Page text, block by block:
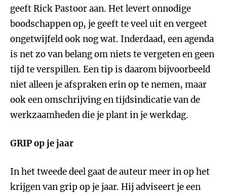
geeft Rick Pastoor aan. Het levert onnodige
boodschappen op, je geeft te veel uit en vergeet
ongetwijfeld ook nog wat. Inderdaad, een agenda
is net zo van belang om niets te vergeten en geen
tijd te verspillen. Een tip is daarom bijvoorbeeld
niet alleen je afspraken erin op te nemen, maar
ook een omschrijving en tijdsindicatie van de
werkzaamheden die je plant in je werkdag.
GRIP op je jaar
In het tweede deel gaat de auteur meer in op het
krijgen van grip op je jaar. Hij adviseert je een